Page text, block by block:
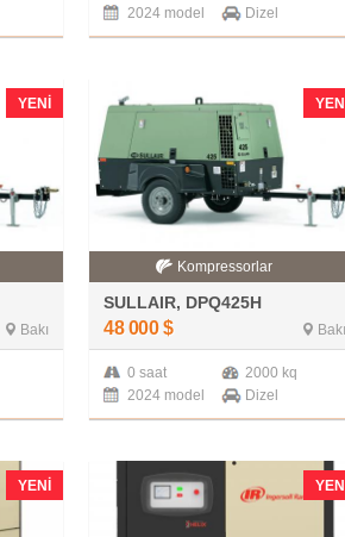
2024 model
Dizel
YENI
Bakı
YENI
Kompressorlar
SULLAIR, DPQ425H
48 000 $ Bakı
0 saat
2000 kq
2024 model
Dizel
YENI YENI